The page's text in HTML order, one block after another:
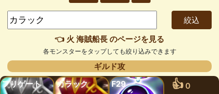
👈 火 海賊船長 のページを見る
各モンスターをタップしても絞り込みできます
ギルド攻
フリゲート
カラック F29 👍 0